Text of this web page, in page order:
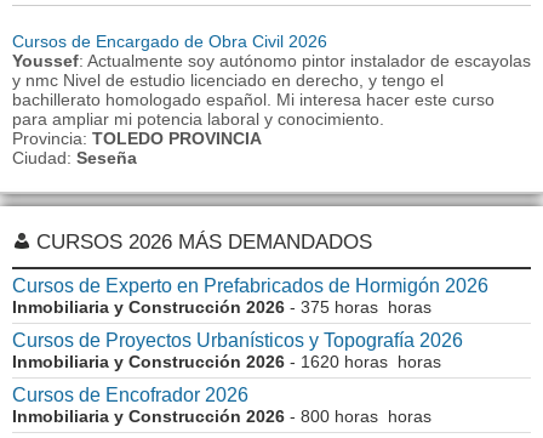
Cursos de Encargado de Obra Civil 2026
Youssef: Actualmente soy autónomo pintor instalador de escayolas
y nmc Nivel de estudio licenciado en derecho, y tengo el
bachillerato homologado español. Mi interesa hacer este curso
para ampliar mi potencia laboral y conocimiento.
Provincia: TOLEDO PROVINCIA
Ciudad: Seseña
CURSOS 2026 MÁS DEMANDADOS
Cursos de Experto en Prefabricados de Hormigón 2026
Inmobiliaria y Construcción 2026 - 375 horas horas
Cursos de Proyectos Urbanísticos y Topografía 2026
Inmobiliaria y Construcción 2026 - 1620 horas horas
Cursos de Encofrador 2026
Inmobiliaria y Construcción 2026 - 800 horas horas